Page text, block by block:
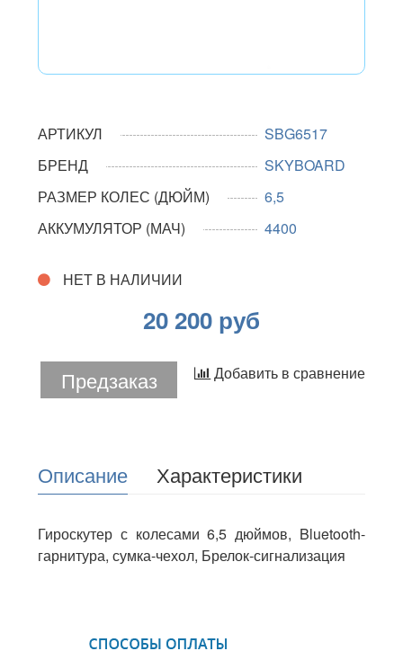
АРТИКУЛ
SBG6517
БРЕНД
SKYBOARD
РАЗМЕР КОЛЕС (ДЮЙМ)
6,5
АККУМУЛЯТОР (МАЧ)
4400
НЕТ В НАЛИЧИИ
20 200 руб
Предзаказ Добавить в сравнение
Описание Характеристики
Гироскутер с колесами 6,5 дюймов, Bluetooth-
гарнитура, сумка-чехол, Брелок-сигнализация